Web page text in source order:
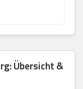
Übersicht &